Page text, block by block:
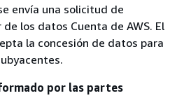
envía una solicitud de
los datos Cuenta de AWS. El
la concesión de datos para
por las partes